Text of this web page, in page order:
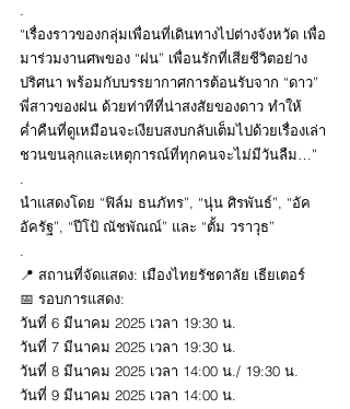
.
“เรื่องราวของกลุ่มเพื่อนที่เดินทางไปต่างจังหวัด เพื่อ
มาร่วมงานศพของ “ฝน” เพื่อนรักที่เสียชีวิตอย่าง
ปริศนา พร้อมกับบรรยากาศการต้อนรับจาก “ดาว”
พี่สาวของฝน ด้วยท่าทีที่น่าสงสัยของดาว ทำให้
ค่ำคืนที่ดูเหมือนจะเงียบสงบกลับเต็มไปด้วยเรื่องเล่า
ชวนขนลุกและเหตุการณ์ที่ทุกคนจะไม่มีวันลืม…”
.
นำแสดงโดย “ฟิล์ม ธนภัทร”, “นุ่น ศิรพันธ์”, “อัค
อัครัฐ”, “ปีโป้ ณัชพัณณ์” และ “ตั้ม วราวุธ”
.
📍 สถานที่จัดแสดง: เมืองไทยรัชดาลัย เธียเตอร์
📅 รอบการแสดง:
วันที่ 6 มีนาคม 2025 เวลา 19:30 น.
วันที่ 7 มีนาคม 2025 เวลา 19:30 น.
วันที่ 8 มีนาคม 2025 เวลา 14:00 น./ 19:30 น.
วันที่ 9 มีนาคม 2025 เวลา 14:00 น.